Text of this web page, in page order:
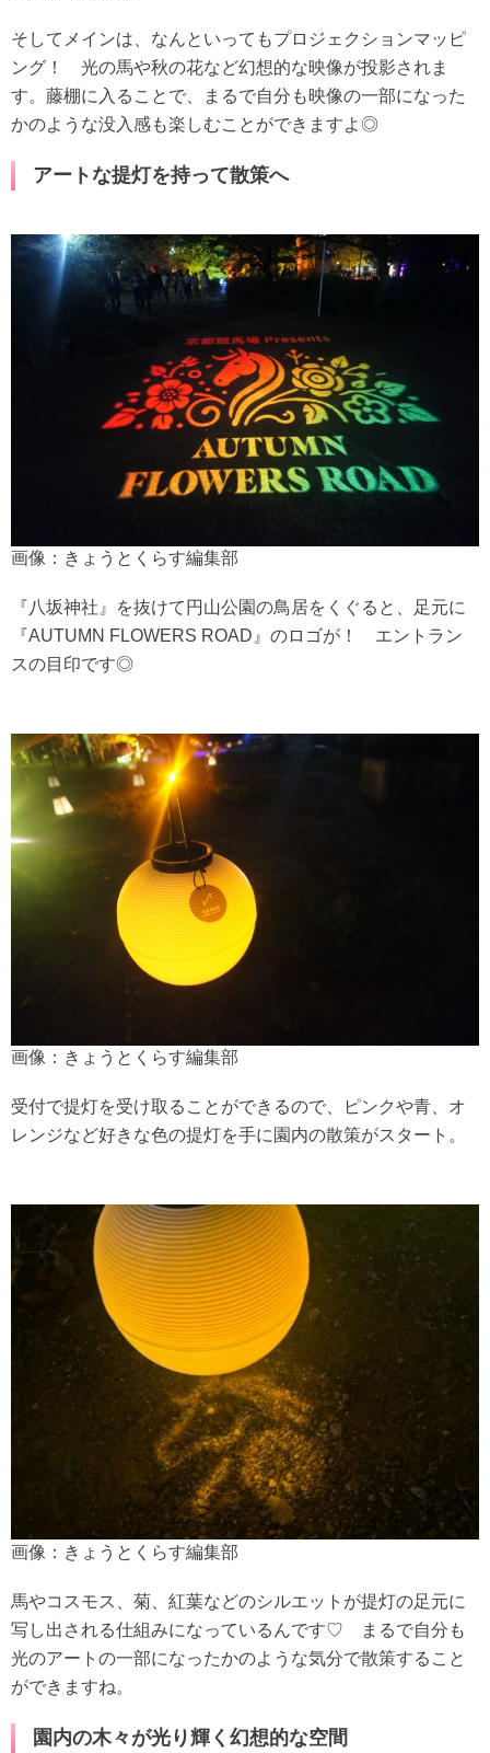
そしてメインは、なんといってもプロジェクションマッピ
ング！ 光の馬や秋の花など幻想的な映像が投影されま
す。藤棚に入ることで、まるで自分も映像の一部になった
かのような没入感も楽しむことができますよ◎
アートな提灯を持って散策へ
画像：きょうとくらす編集部
『八坂神社』を抜けて円山公園の鳥居をくぐると、足元に
『AUTUMN FLOWERS ROAD』のロゴが！ エントラン
スの目印です◎
画像：きょうとくらす編集部
受付で提灯を受け取ることができるので、ピンクや青、オ
レンジなど好きな色の提灯を手に園内の散策がスタート。
画像：きょうとくらす編集部
馬やコスモス、菊、紅葉などのシルエットが提灯の足元に
写し出される仕組みになっているんです♡ まるで自分も
光のアートの一部になったかのような気分で散策すること
ができますね。
園内の木々が光り輝く幻想的な空間